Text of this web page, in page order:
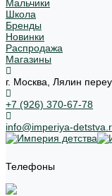
Мальчики
Школа
Бренды
Новинки
Распродажа
Магазины
г. Москва, Лялин
+7 (926) 370-67-78
info@imperiya-
Телефоны